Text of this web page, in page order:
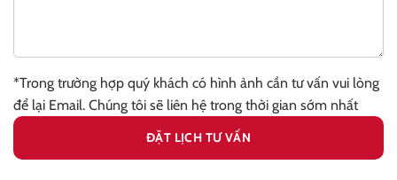
*Trong trường hợp quý khách có hình ảnh cần tư vấn vui lòng
để lại Email. Chúng tôi sẽ liên hệ trong thời gian sớm nhất